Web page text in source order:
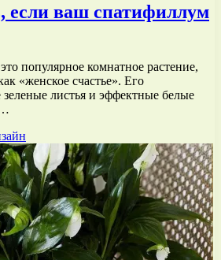
если ваш спатифиллум
популярное комнатное растение,
«женское счастье». Его
зеленые листья и эффектные белые